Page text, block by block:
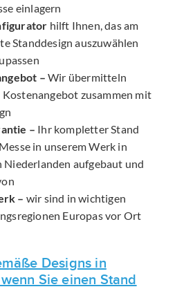
einlagern
hilft Ihnen, das am
Standdesign auszuwählen
– Wir übermitteln
zusammen mit
– Ihr kompletter Stand
in unserem Werk in
Niederlanden aufgebaut und
– wir sind in wichtigen
Europas vor Ort
Designs in
Sie einen Stand